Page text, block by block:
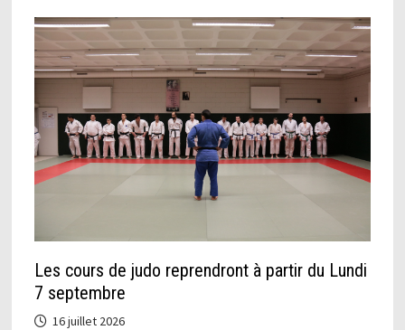
Les cours de judo reprendront à partir du Lundi
7 septembre
16 juillet 2026